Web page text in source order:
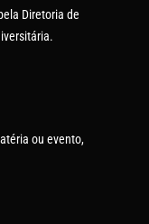
Diretoria de
ou evento,